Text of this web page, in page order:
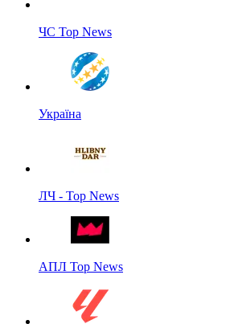
ЧС Top News
Україна
ЛЧ - Top News
АПЛ Top News